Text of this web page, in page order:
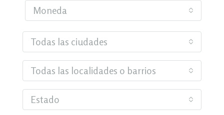
Moneda
Todas las ciudades
Todas las localidades o barrios
Estado